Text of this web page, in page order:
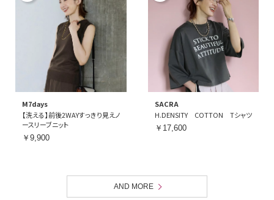
M7days
【洗える】前後2WAYすっきり見えノ
ースリーブニット
￥9,900
SACRA
H.DENSITY COTTON Tシャツ
￥17,600
AND MORE